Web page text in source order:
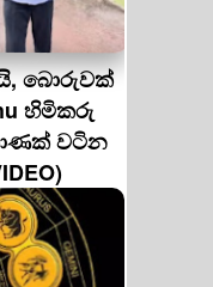
බොරුවක්
හිමිකරු
වටින